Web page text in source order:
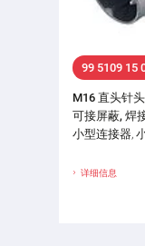
99 5109 15
M16 直头针
可接屏蔽, 焊
小型连接器,
详细信息